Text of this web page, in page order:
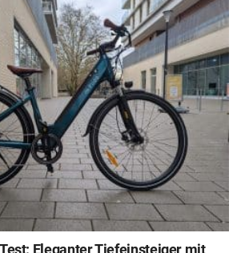
Eleganter Tiefeinsteiger mit